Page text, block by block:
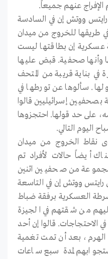
عنهم جميعاً.
ووتش إن في السادسة
وهي في طريقها للخروج من ميدان
عسكرية إن بطاقتها ليست
وأنها صحفية. قبض عليها
بناية قريبة من المتحف
سألوها عن تورطها في
إسرائيليين قالوا
على حد قولها. احتجزوها
نقاط الخروج من ميدان
أيضاً حالات لأفراد تم
من صحفيين اثنين
رايتس ووتش إن في التاسعة
الشرطة العسكرية برفقة ضباط
من شقتهم في الجيزة
قالوا إن أحد
بعد أن تمت تغمية
لمدة سبع ساعات